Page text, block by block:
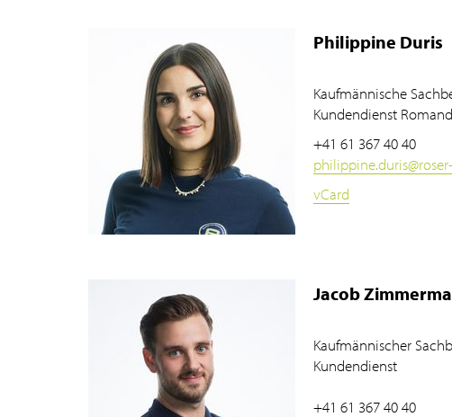
Philippine Duris
Kaufmännische
Kundendienst
+41 61 367 40 40
philippine.duris@
vCard
Jacob
Kaufmännischer
Kundendienst
+41 61 367 40 40